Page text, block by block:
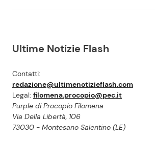
Ultime Notizie Flash
Contatti:
redazione@ultimenotizieflash.com
Legal: filomena.procopio@pec.it
Purple di Procopio Filomena
Via Della Libertà, 106
73030 - Montesano Salentino (LE)